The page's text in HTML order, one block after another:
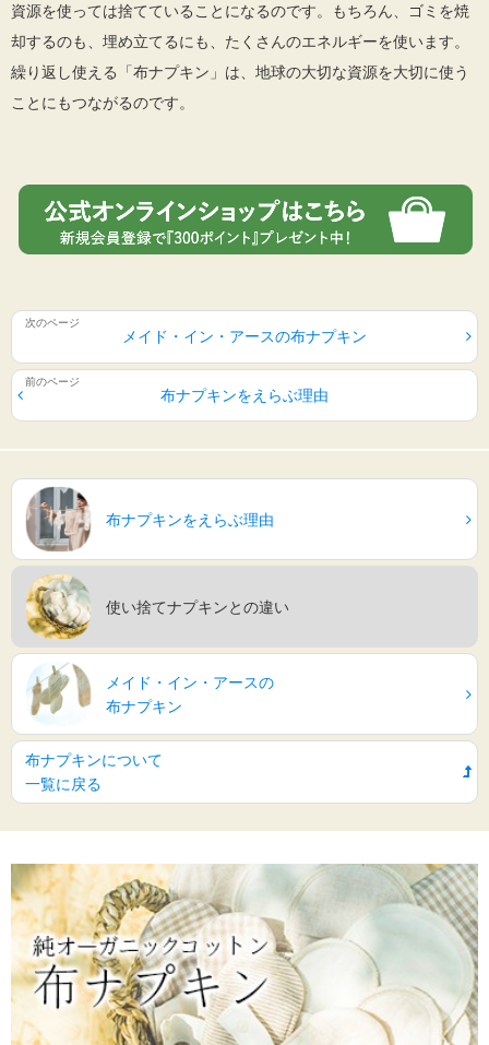
資源を使っては捨てていることになるのです。もちろん、ゴミを焼
却するのも、埋め立てるにも、たくさんのエネルギーを使います。
繰り返し使える「布ナプキン」は、地球の大切な資源を大切に使う
ことにもつながるのです。
メイド・イン・アースの布ナプキン
布ナプキンをえらぶ理由
布ナプキンをえらぶ理由
使い捨てナプキンとの違い
メイド・イン・アースの
布ナプキン
布ナプキンについて
一覧に戻る